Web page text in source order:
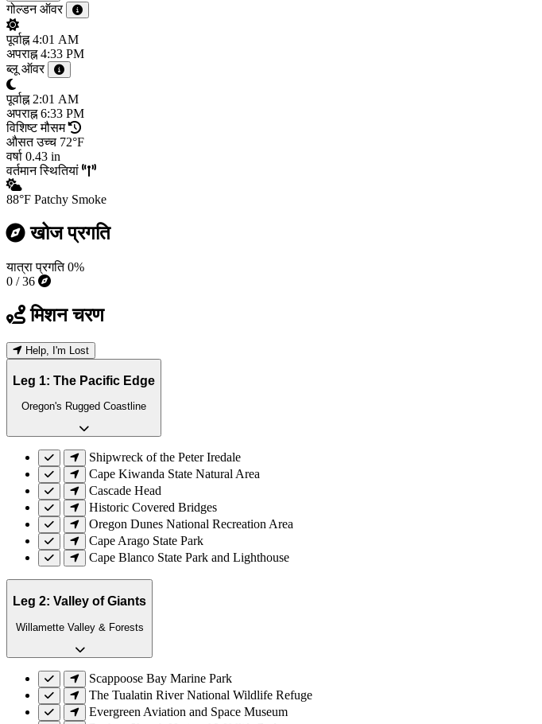
गोल्डन ऑवर
पूर्वाह्न 4:01 AM
अपराह्न 4:33 PM
ब्लू ऑवर
पूर्वाह्न 2:01 AM
अपराह्न 6:33 PM
विशिष्ट मौसम
औसत उच्च 72°F
वर्षा 0.43 in
वर्तमान स्थितियां
88°F Patchy Smoke
खोज प्रगति
यात्रा प्रगति 0%
0 / 36
मिशन चरण
Help, I'm Lost
Leg 1: The Pacific Edge
Oregon's Rugged Coastline
Shipwreck of the Peter Iredale
Cape Kiwanda State Natural Area
Cascade Head
Historic Covered Bridges
Oregon Dunes National Recreation Area
Cape Arago State Park
Cape Blanco State Park and Lighthouse
Leg 2: Valley of Giants
Willamette Valley & Forests
Scappoose Bay Marine Park
The Tualatin River National Wildlife Refuge
Evergreen Aviation and Space Museum